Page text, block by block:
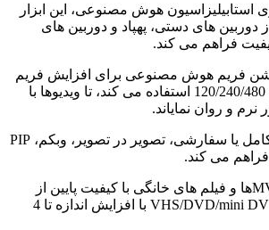
استابیلیزاسیون هوش مصنوعی، این ابزار
دوربین های دستی، پهپاد و دوربین های
فراهم می کند.
فریم هوش مصنوعی برای افزایش فریم
در ثانیه از 24/30/60 به 120/240/480 استفاده می کند، تا ویدیوها با
و روان نمایاند.
- امکان ضبط صفحه کامل یا سفارشی، تصویر در تصویر، وبکم، PIP
فراهم می کند.
- قابلیت تازه سازی MVها و فیلم های خانگی با کیفیت پایین از
منابع مختلف از جمله VHS/DVD/mini DV با افزایش اندازه تا 4